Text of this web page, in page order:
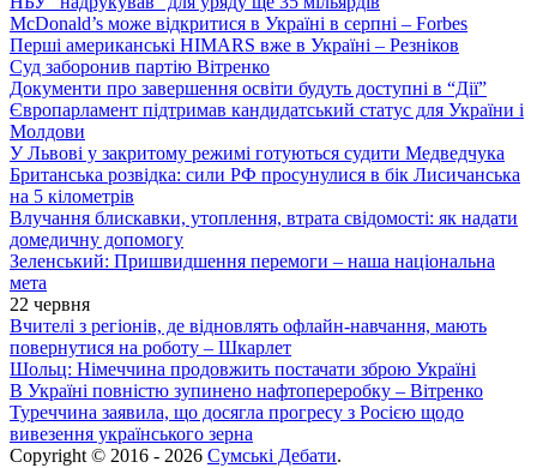
McDonald’s може відкритися в Україні в серпні – Forbes
Перші американські HIMARS вже в Україні – Резніков
Суд заборонив партію Вітренко
Документи про завершення освіти будуть доступні в “Дії”
Європарламент підтримав кандидатський статус для України і
Молдови
У Львові у закритому режимі готуються судити Медведчука
Британська розвідка: сили РФ просунулися в бік Лисичанська
на 5 кілометрів
Влучання блискавки, утоплення, втрата свідомості: як надати
домедичну допомогу
Зеленський: Пришвидшення перемоги – наша національна
мета
22 червня
Вчителі з регіонів, де відновлять офлайн-навчання, мають
повернутися на роботу – Шкарлет
Шольц: Німеччина продовжить постачати зброю Україні
В Україні повністю зупинено нафтопереробку – Вітренко
Туреччина заявила, що досягла прогресу з Росією щодо
вивезення українського зерна
Copyright © 2016 - 2026 Сумські Дебати.